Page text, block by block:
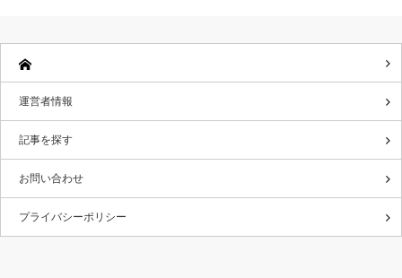
運営者情報
記事を探す
お問い合わせ
プライバシーポリシー